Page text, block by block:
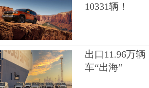
10331辆！
出口11.96万
车“出海”